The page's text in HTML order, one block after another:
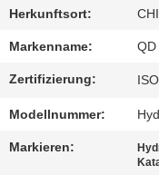
SIE
MIT
UNS
IN
Herkunftsort:
Markenname: QD
Zertifizierung:
Modellnummer:
Markieren: